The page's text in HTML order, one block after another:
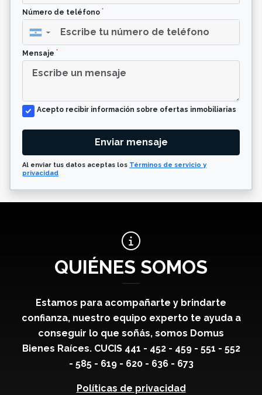
Número de teléfono *
▼
Mensaje *
Acepto recibir información sobre ofertas inmobiliarias
Enviar mensaje
Al enviar tus datos aceptas los Términos de servicio y
privacidad
QUIÉNES SOMOS
Estamos para acompañarte y brindarte
confianza, nuestro equipo experto te ayuda a
conseguir lo que soñás, somos Domus
Bienes Raíces. CUCIS 441 - 452 - 459 - 551 - 552
- 585 - 619 - 620 - 636 - 673
Políticas de privacidad